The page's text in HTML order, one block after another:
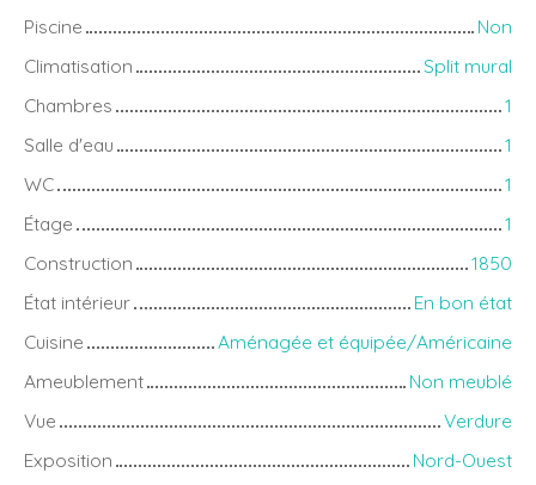
Piscine
Non
Climatisation
Split mural
Chambres
1
Salle d'eau
1
WC
1
Étage
1
Construction
1850
État intérieur
En bon état
Cuisine
Aménagée et équipée/Américaine
Ameublement
Non meublé
Vue
Verdure
Exposition
Nord-Ouest